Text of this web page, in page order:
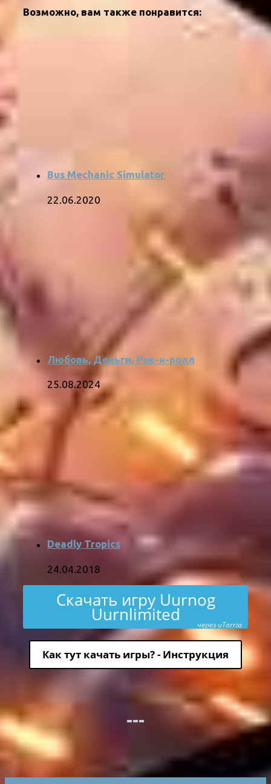
Возможно, вам также понравится:
Bus Mechanic Simulator
22.06.2020
Любовь, Деньги, Рок-н-ролл
25.08.2024
Deadly Tropics
24.04.2018
Скачать игру Uurnog
Uurnlimited через uTorria
Как тут качать игры? - Инструкция